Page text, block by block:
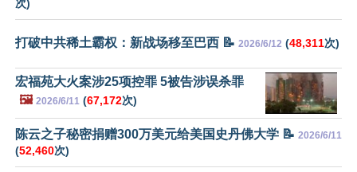
次)
打破中共稀土霸权：新战场移至巴西 📝 2026/6/12 (48,311次)
宏福苑大火案涉25项控罪 5被告涉误杀罪
🖼️ 2026/6/11 (67,172次)
陈云之子秘密捐赠300万美元给美国史丹佛大学 📝 2026/6/11
(52,460次)